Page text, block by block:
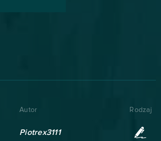
Autor Rodzaj
Piotrex3111